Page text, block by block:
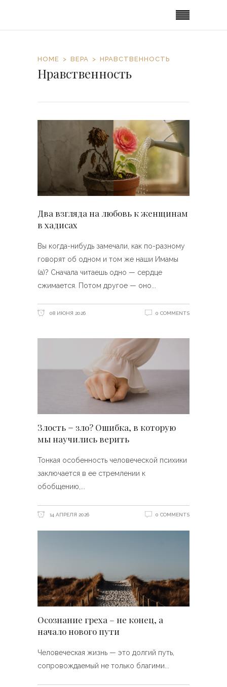
HOME ВЕРА НРАВСТВЕННОСТЬ
Нравственность
Два взгляда на любовь к женщинам
в хадисах
Вы когда-нибудь замечали, как по-разному
говорят об одном и том же наши Имамы
(а)? Сначала читаешь одно — сердце
сжимается. Потом другое — оно
08 ИЮНЯ 2026 0 COMMENTS
Злость = зло? Ошибка, в которую
мы научились верить
Тонкая особенность человеческой психики
заключается в ее стремлении к
обобщению,
14 АПРЕЛЯ 2026 0 COMMENTS
Осознание греха – не конец, а
начало нового пути
Человеческая жизнь — это долгий путь,
сопровождаемый не только благими